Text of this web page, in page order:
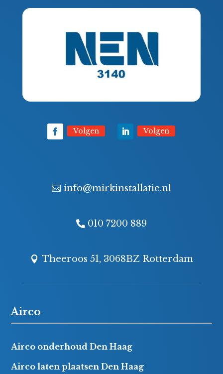
Volgen Volgen
info@mirkinstallatie.nl
010 7200 889
Theeroos 51, 3068BZ Rotterdam
Airco
Airco onderhoud Den Haag
Airco laten plaatsen Den Haag